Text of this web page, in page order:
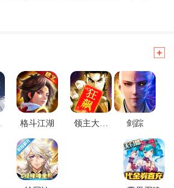
格斗江湖
领主大乱
剑踪